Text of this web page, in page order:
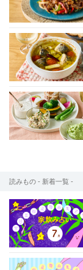
読みもの - 新着一覧 -